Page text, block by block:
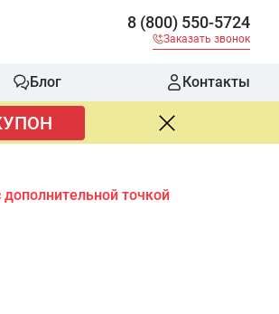
8 (800) 550-5724
Заказать звонок
Блог Контакты
точкой